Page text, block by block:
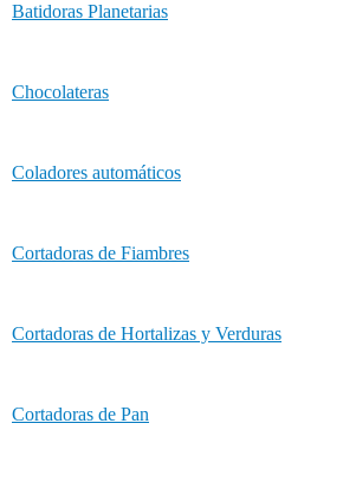
Batidoras Planetarias
Chocolateras
Coladores automáticos
Cortadoras de Fiambres
Cortadoras de Hortalizas y Verduras
Cortadoras de Pan